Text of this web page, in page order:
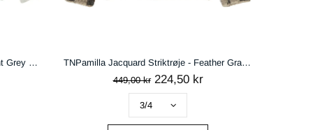
TNPamilla Jacquard Striktrøje - Feather Gray AOP
TNPet Long Plisseret Nederdel - Feather Gray AOP
249,00 kr 124,50 kr